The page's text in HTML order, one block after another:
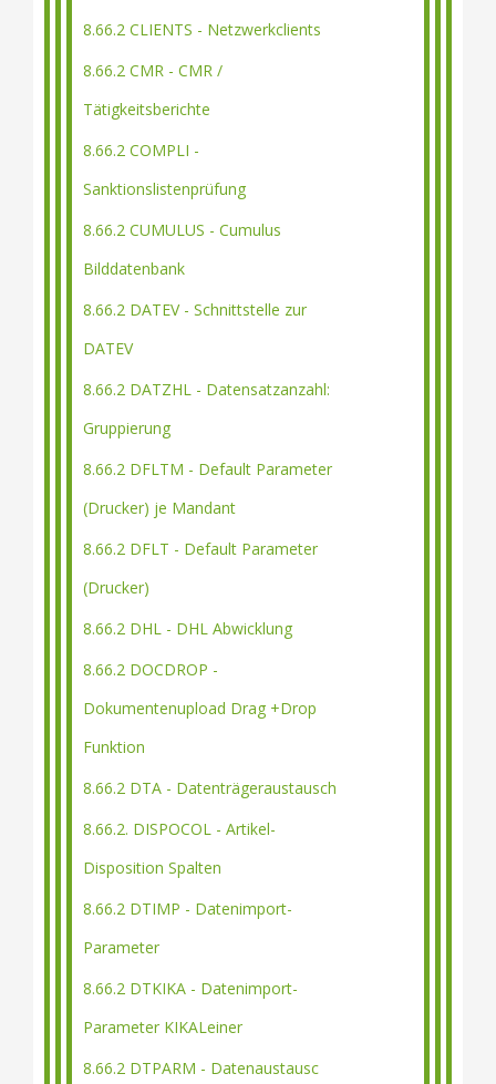
8.66.2 CLIENTS - Netzwerkclients
8.66.2 CMR - CMR /
Tätigkeitsberichte
8.66.2 COMPLI -
Sanktionslistenprüfung
8.66.2 CUMULUS - Cumulus
Bilddatenbank
8.66.2 DATEV - Schnittstelle zur
DATEV
8.66.2 DATZHL - Datensatzanzahl:
Gruppierung
8.66.2 DFLTM - Default Parameter
(Drucker) je Mandant
8.66.2 DFLT - Default Parameter
(Drucker)
8.66.2 DHL - DHL Abwicklung
8.66.2 DOCDROP -
Dokumentenupload Drag +Drop
Funktion
8.66.2 DTA - Datenträgeraustausch
8.66.2. DISPOCOL - Artikel-
Disposition Spalten
8.66.2 DTIMP - Datenimport-
Parameter
8.66.2 DTKIKA - Datenimport-
Parameter KIKALeiner
8.66.2 DTPARM - Datenaustausc